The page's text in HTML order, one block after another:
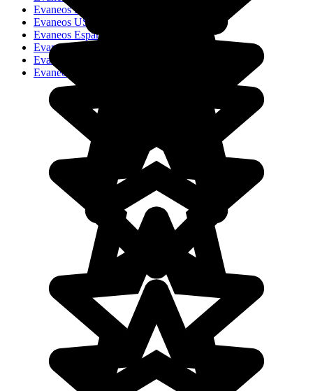
Evaneos Deutschland
Evaneos USA
Evaneos España
Evaneos France
Evaneos Italia
Evaneos Nederland